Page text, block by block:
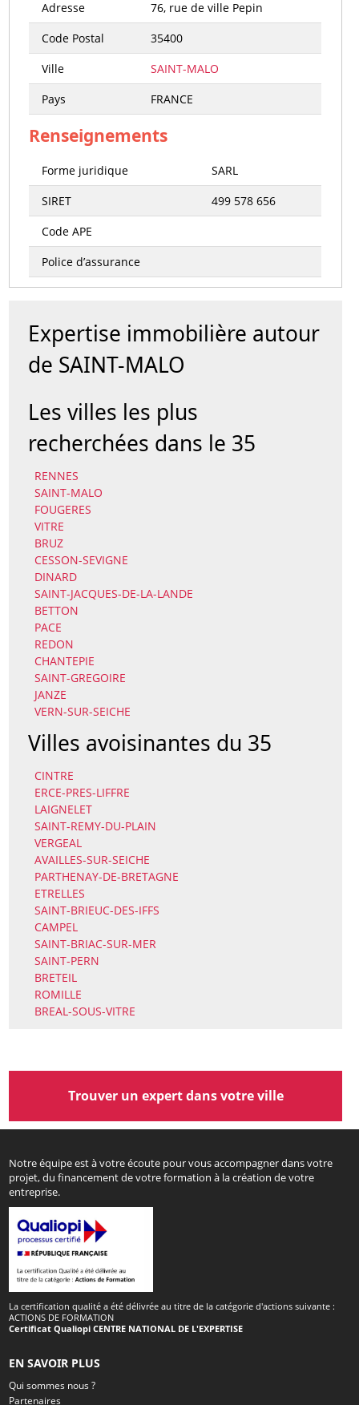
Adresse
76, rue de ville Pepin
Code Postal
35400
Ville
SAINT-MALO
Pays
FRANCE
Renseignements
Forme juridique
SARL
SIRET
499 578 656
Code APE
Police d’assurance
Expertise immobilière autour
de SAINT-MALO
Les villes les plus
recherchées dans le 35
RENNES
SAINT-MALO
FOUGERES
VITRE
BRUZ
CESSON-SEVIGNE
DINARD
SAINT-JACQUES-DE-LA-LANDE
BETTON
PACE
REDON
CHANTEPIE
SAINT-GREGOIRE
JANZE
VERN-SUR-SEICHE
Villes avoisinantes du 35
CINTRE
ERCE-PRES-LIFFRE
LAIGNELET
SAINT-REMY-DU-PLAIN
VERGEAL
AVAILLES-SUR-SEICHE
PARTHENAY-DE-BRETAGNE
ETRELLES
SAINT-BRIEUC-DES-IFFS
CAMPEL
SAINT-BRIAC-SUR-MER
SAINT-PERN
BRETEIL
ROMILLE
BREAL-SOUS-VITRE
Trouver un expert dans votre ville
Notre équipe est à votre écoute pour vous accompagner dans votre
projet, du financement de votre formation à la création de votre
entreprise.
La certification qualité a été délivrée au titre de la catégorie d'actions suivante :
ACTIONS DE FORMATION
Certificat Qualiopi CENTRE NATIONAL DE L'EXPERTISE
EN SAVOIR PLUS
Qui sommes nous ?
Partenaires